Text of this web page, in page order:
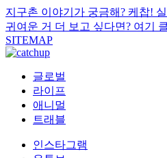
지구촌 이야기가 궁금해? 케찹!
귀여운 거 더 보고 싶다면? 여기
SITEMAP
글로벌
라이프
애니멀
트래블
인스타그램